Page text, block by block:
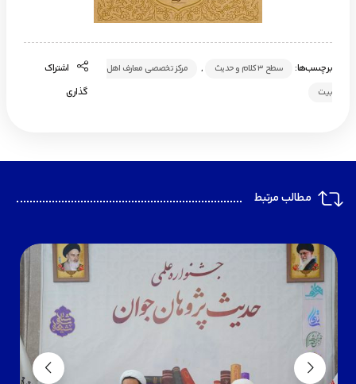
برچسب‌ها: سطح ۳ کلام و حدیث ,
مرکز تخصصی معارف اهل
بیت
اشتراک
گذاری
مطالب مرتبط